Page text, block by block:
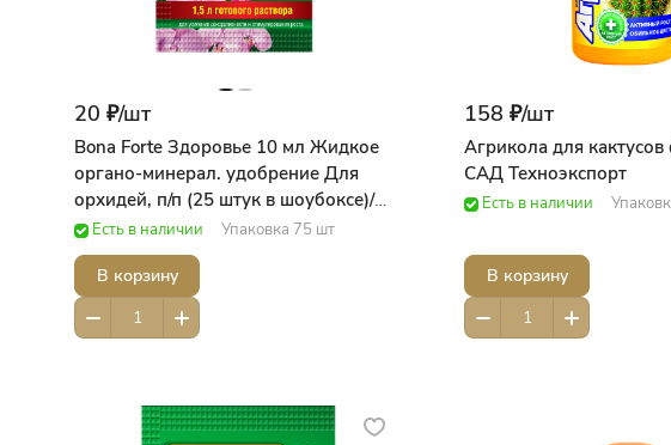
20 ₽/шт
Bona Forte Здоровье 10 мл Жидкое
органо-минерал. удобрение Для
орхидей, п/п (25 штук в шоубоксе)/
75 САД Bona ForteДобрая сила
Есть в наличии Упаковка 75 шт
В корзину
158 ₽/шт
Агрикола для
САД Техноэкспорт
Есть в наличии
В корзину